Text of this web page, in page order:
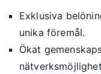
Exklusiva
unika föremål.
Ökat